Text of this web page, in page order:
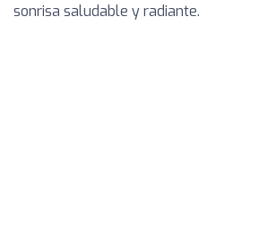
sonrisa saludable y radiante.